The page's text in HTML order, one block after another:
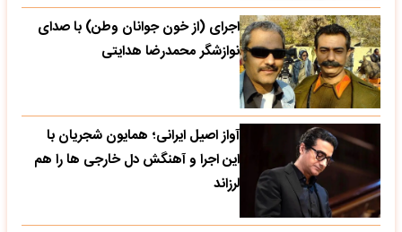
اجرای (از خون جوانان وطن) با صدای
نوازشگر محمدرضا هدایتی
آواز اصیل ایرانی؛ همایون شجریان با
این اجرا و آهنگش دل خارجی ها را هم
لرزاند